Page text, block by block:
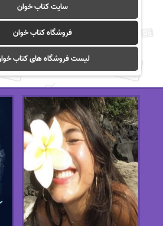
سایت کتاب خوان
فروشگاه کتاب خوان
لیست فروشگاه های کتاب